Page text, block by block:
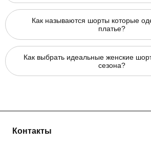
Как называются шорты которые
платье?
Как выбрать идеальные женские
сезона?
Контакты